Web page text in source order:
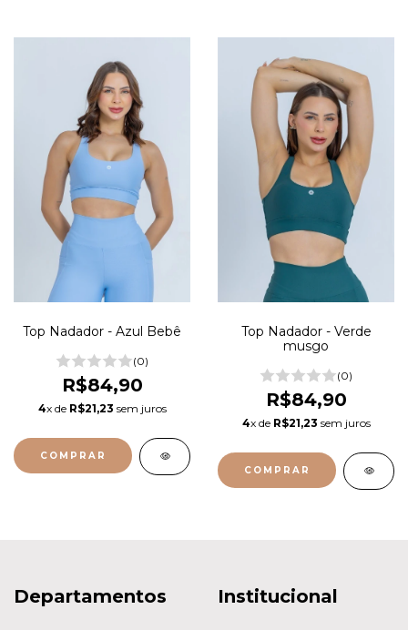
Top Nadador - Azul Bebê
(0)
R$84,90
4x de R$21,23 sem juros
COMPRAR
Top Nadador - Verde
musgo
(0)
R$84,90
4x de R$21,23 sem juros
COMPRAR
Departamentos Institucional